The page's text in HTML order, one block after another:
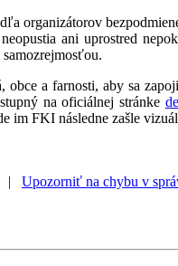
organizátorov
ani uprostred
obce a farnosti, aby sa
na oficiálnej stránke
im FKI následne zašle
| Upozorniť na chybu v